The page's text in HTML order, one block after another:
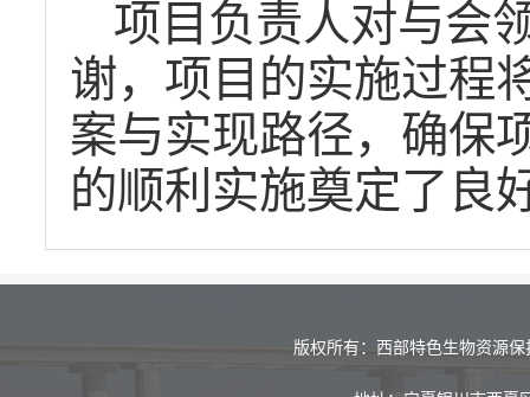
项目负责人对与会
谢，项目的实施过程
案与实现路径，确保
的顺利实施奠定了良
版权所有：西部特色生物资源